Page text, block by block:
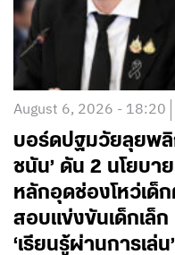
August 6, 2026 - 18:20
บอร์ดปฐมวัยลุยพลิ
ชนัน’ ดัน 2 นโยบา
หลักอุดช่องโหว่เด็
สอบแข่งขันเด็กเล็ก
‘เรียนรู้ผ่านการเล่